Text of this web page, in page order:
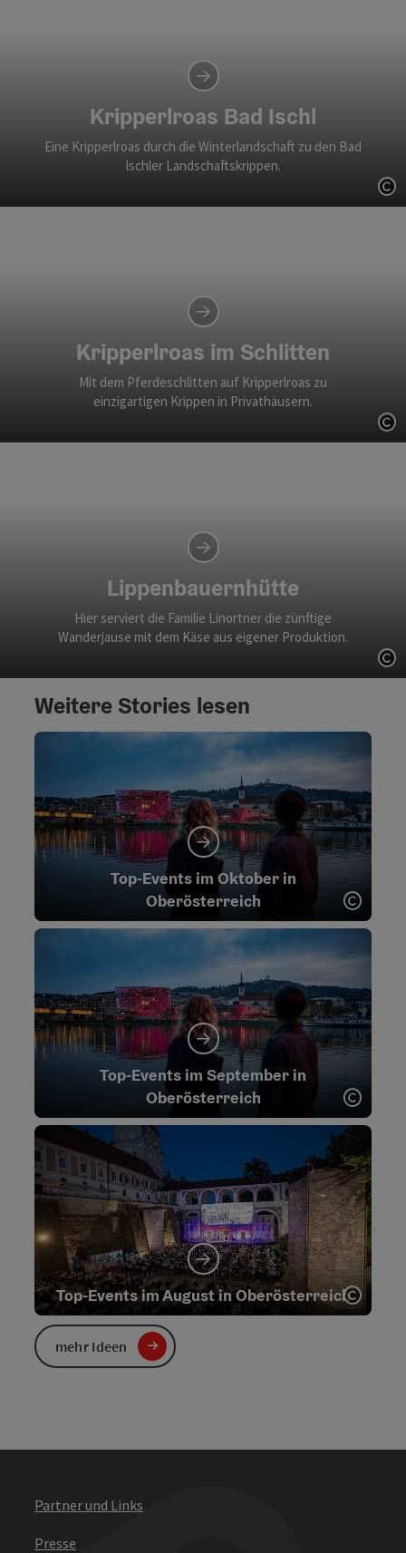
Kripperlroas Bad Ischl
Eine Kripperlroas durch die Winterlandschaft zu den Bad
Ischler Landschaftskrippen.
Kripperlroas im Schlitten
Mit dem Pferdeschlitten auf Kripperlroas zu
einzigartigen Krippen in Privathäusern.
Lippenbauernhütte
Hier serviert die Familie Linortner die zünftige
Wanderjause mit dem Käse aus eigener Produktion.
Weitere Stories lesen
Top-Events im Oktober in
Oberösterreich
Top-Events im September in
Oberösterreich
Top-Events im August in Oberösterreich
mehr Ideen
Partner und Links
Presse